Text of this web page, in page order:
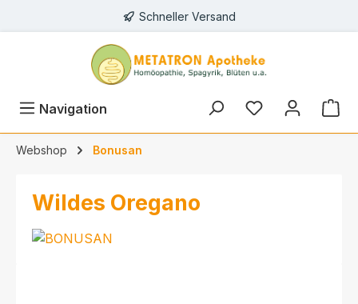
Schneller Versand
Navigation
Webshop Bonusan
Wildes Oregano